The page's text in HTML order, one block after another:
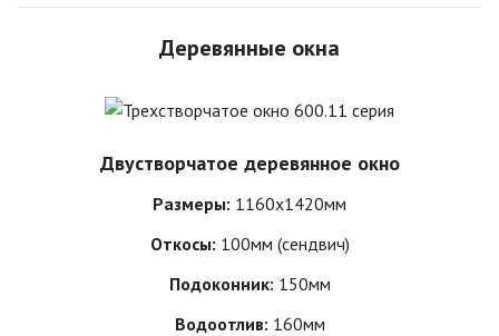
Деревянные окна
Двустворчатое деревянное окно
Размеры: 1160х1420мм
Откосы: 100мм (сендвич)
Подоконник: 150мм
Водоотлив: 160мм